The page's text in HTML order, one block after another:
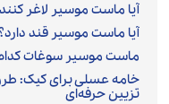
آیا ماست موسیر لاغر
آیا ماست موسیر قند
ماست موسیر سوغات
خامه عسلی برای کیک:
تزیین حرفه‌ای